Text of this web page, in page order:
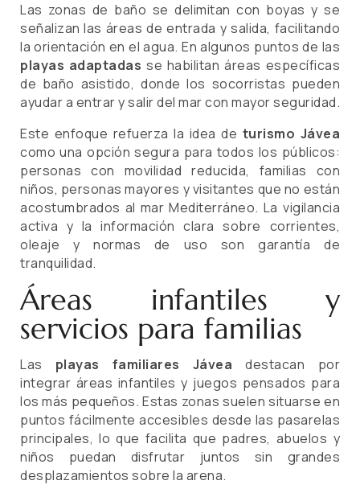
Las zonas de baño se delimitan con boyas y se
señalizan las áreas de entrada y salida, facilitando
la orientación en el agua. En algunos puntos de las
playas adaptadas se habilitan áreas específicas
de baño asistido, donde los socorristas pueden
ayudar a entrar y salir del mar con mayor seguridad.
Este enfoque refuerza la idea de turismo Jávea
como una opción segura para todos los públicos:
personas con movilidad reducida, familias con
niños, personas mayores y visitantes que no están
acostumbrados al mar Mediterráneo. La vigilancia
activa y la información clara sobre corrientes,
oleaje y normas de uso son garantía de
tranquilidad.
Áreas infantiles y
servicios para familias
Las playas familiares Jávea destacan por
integrar áreas infantiles y juegos pensados para
los más pequeños. Estas zonas suelen situarse en
puntos fácilmente accesibles desde las pasarelas
principales, lo que facilita que padres, abuelos y
niños puedan disfrutar juntos sin grandes
desplazamientos sobre la arena.